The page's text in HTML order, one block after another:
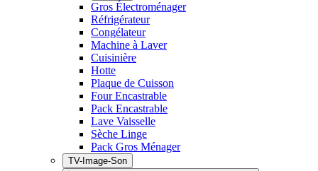
Gros Électroménager
Réfrigérateur
Congélateur
Machine à Laver
Cuisinière
Hotte
Plaque de Cuisson
Four Encastrable
Pack Encastrable
Lave Vaisselle
Sèche Linge
Pack Gros Ménager
TV-Image-Son